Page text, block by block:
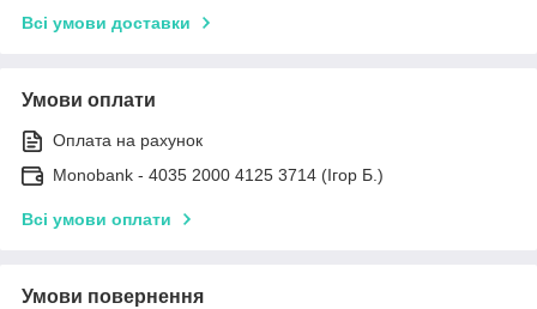
Всі умови доставки
Умови оплати
Оплата на рахунок
Monobank - 4035 2000 4125 3714 (Ігор Б.)
Всі умови оплати
Умови повернення